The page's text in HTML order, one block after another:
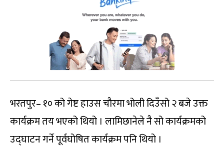
भरतपुर– १० को गेष्ट हाउस चौरमा भोली दिउँसो २ बजे उक्त
कार्यक्रम तय भएको थियो । लामिछानेले नै सो कार्यक्रमको
उद्घाटन गर्ने पूर्वघोषित कार्यक्रम पनि थियो ।